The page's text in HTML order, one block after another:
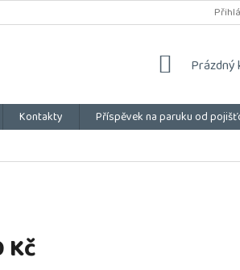
NÁKUPNÍ
Prázdný
Kontakty Příspěvek na paruku od
Kč